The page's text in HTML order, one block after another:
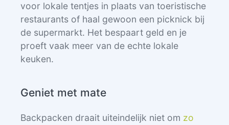
voor lokale tentjes in plaats van toeristische
restaurants of haal gewoon een picknick bij
de supermarkt. Het bespaart geld en je
proeft vaak meer van de echte lokale
keuken.
Geniet met mate
Backpacken draait uiteindelijk niet om zo